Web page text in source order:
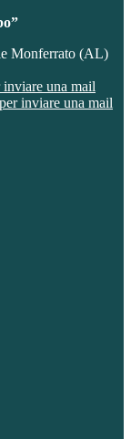
Monferrato (AL)
una mail
inviare una mail